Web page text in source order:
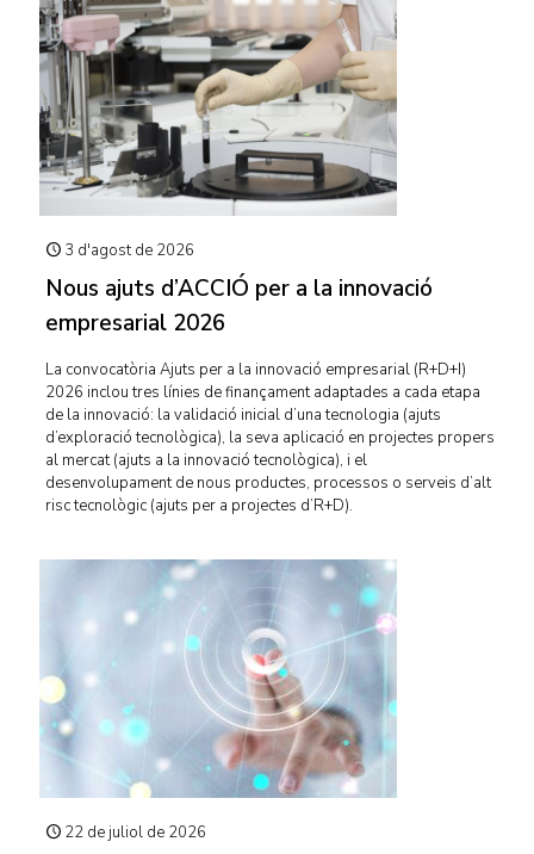
3 d'agost de 2026
Nous ajuts d’ACCIÓ per a la innovació
empresarial 2026
La convocatòria Ajuts per a la innovació empresarial (R+D+I)
2026 inclou tres línies de finançament adaptades a cada etapa
de la innovació: la validació inicial d’una tecnologia (ajuts
d’exploració tecnològica), la seva aplicació en projectes propers
al mercat (ajuts a la innovació tecnològica), i el
desenvolupament de nous productes, processos o serveis d’alt
risc tecnològic (ajuts per a projectes d’R+D).
22 de juliol de 2026